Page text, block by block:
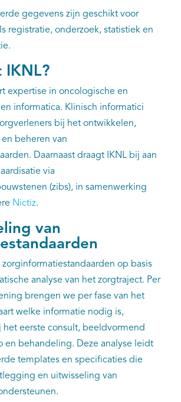
gegevens zijn geschikt voor
registratie, onderzoek, statistiek en
IKNL?
expertise in oncologische en
informatica. Klinisch informatici
bij het ontwikkelen,
beheren van
Daarnaast draagt IKNL bij aan
via
(zibs), in samenwerking
Nictiz.
van
zorginformatiestandaarden op basis
analyse van het zorgtraject. Per
brengen we per fase van het
welke informatie nodig is,
eerste consult, beeldvormend
en behandeling. Deze analyse leidt
templates en specificaties die
en uitwisseling van